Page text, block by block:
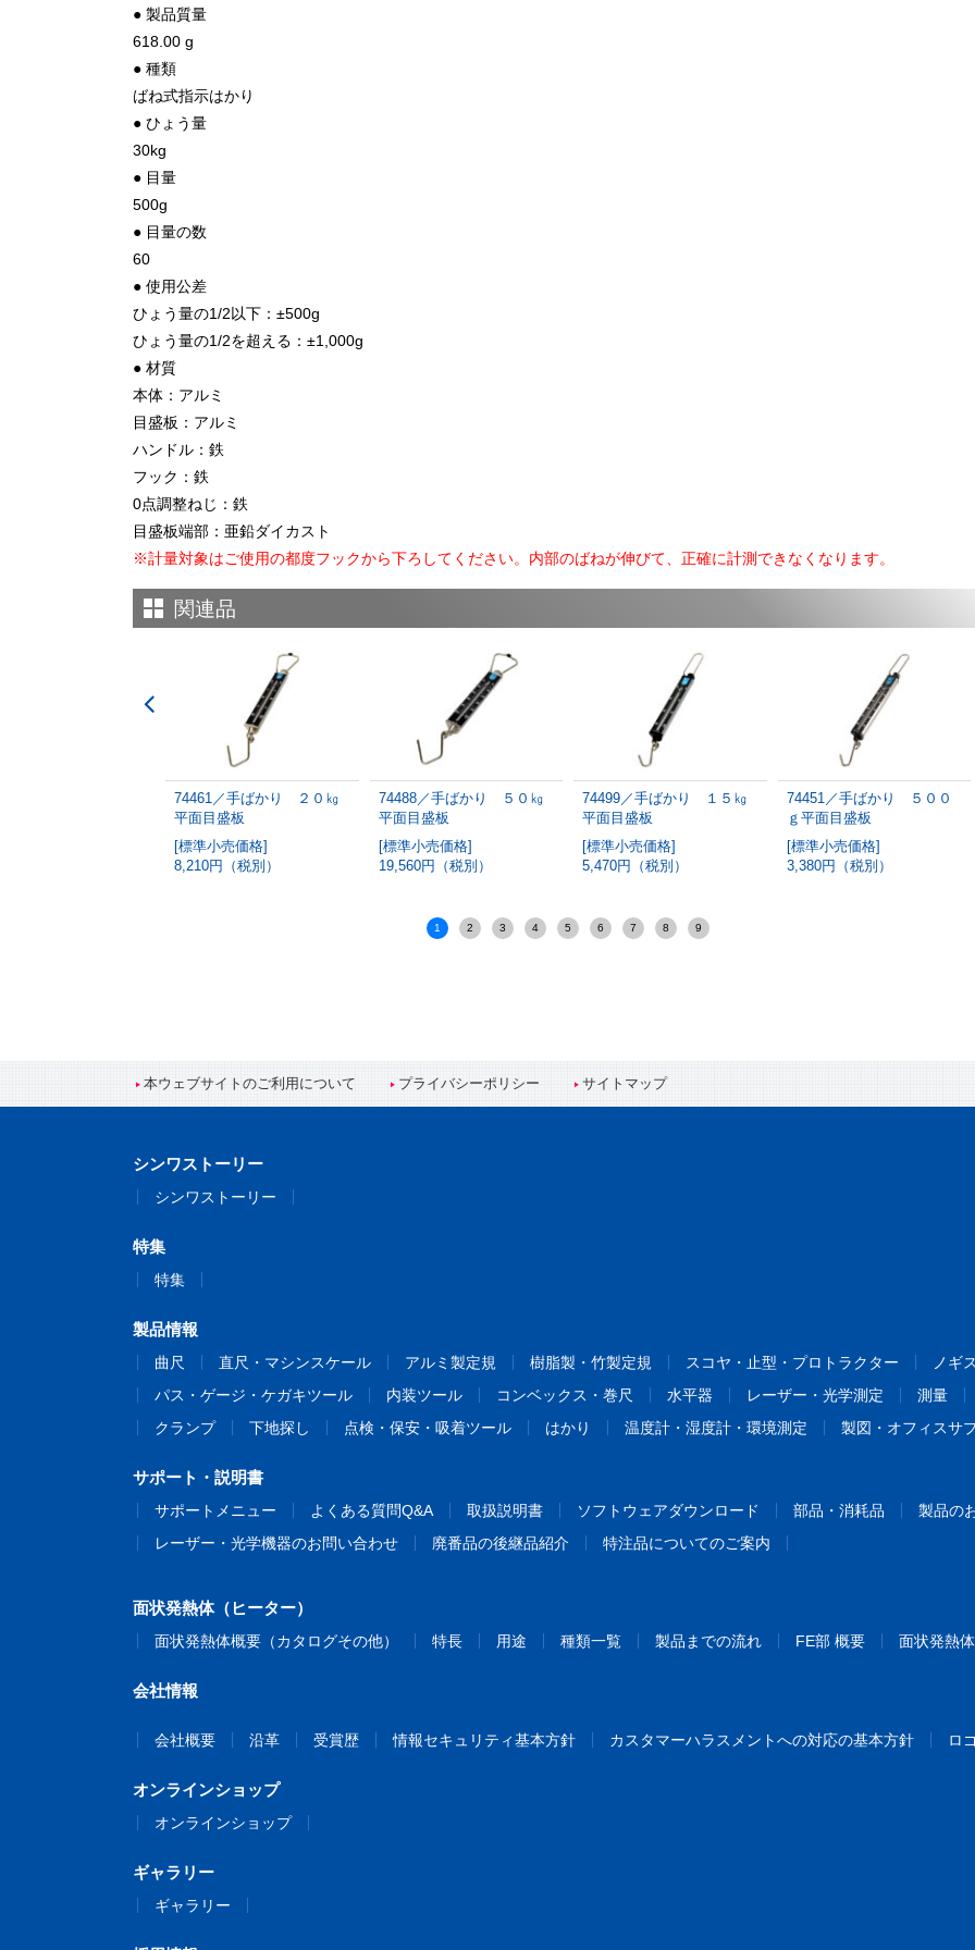
● 製品質量
618.00 g
● 種類
ばね式指示はかり
● ひょう量
30kg
● 目量
500g
● 目量の数
60
● 使用公差
ひょう量の1/2以下：±500g
ひょう量の1/2を超える：±1,000g
● 材質
本体：アルミ
目盛板：アルミ
ハンドル：鉄
フック：鉄
0点調整ねじ：鉄
目盛板端部：亜鉛ダイカスト
※計量対象はご使用の都度フックから下ろしてください。内部のばねが伸びて、正確に計測できなくなります。
関連品
74461／手ばかり ２０㎏
平面目盛板
[標準小売価格]
8,210円（税別）
74488／手ばかり ５０㎏
平面目盛板
[標準小売価格]
19,560円（税別）
74499／手ばかり １５㎏
平面目盛板
[標準小売価格]
5,470円（税別）
74451／手ばかり ５００
ｇ平面目盛板
[標準小売価格]
3,380円（税別）
1 2 3 4 5 6 7 8 9
本ウェブサイトのご利用について プライバシーポリシー サイトマップ
シンワストーリー
シンワストーリー
特集
特集
製品情報
曲尺 直尺・マシンスケール アルミ製定規 樹脂製・竹製定規 スコヤ・止型・プロトラクター
ノギ
パス・ゲージ・ケガキツール
内装ツール コンベックス・巻尺 水平器 レーザー・光学測定 測量
クランプ
下地探し 点検・保安・吸着ツール はかり 温度計・湿度計・環境測定 製図・オフィスサ
サポート・説明書
サポートメニュー よくある質問Q&A 取扱説明書 ソフトウェアダウンロード 部品・消耗品
製品の
レーザー・光学機器のお問い合わせ
廃番品の後継品紹介 特注品についてのご案内
面状発熱体（ヒーター）
面状発熱体概要（カタログその他） 特長 用途 種類一覧 製品までの流れ FE部 概要 面状発熱
会社情報
会社概要 沿革 受賞歴 情報セキュリティ基本方針 カスタマーハラスメントへの対応の基本方針 ロ
オンラインショップ
オンラインショップ
ギャラリー
ギャラリー